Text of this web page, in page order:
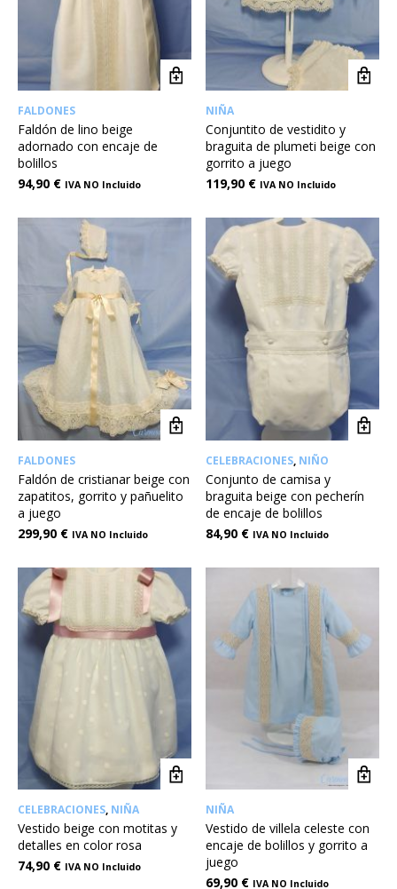
FALDONES
Faldón de lino beige
adornado con encaje de
bolillos
94,90 € IVA NO Incluido
NIÑA
Conjuntito de vestidito y
braguita de plumeti beige con
gorrito a juego
119,90 € IVA NO Incluido
FALDONES
Faldón de cristianar beige con
zapatitos, gorrito y pañuelito
a juego
299,90 € IVA NO Incluido
CELEBRACIONES, NIÑO
Conjunto de camisa y
braguita beige con pecherín
de encaje de bolillos
84,90 € IVA NO Incluido
CELEBRACIONES, NIÑA
Vestido beige con motitas y
detalles en color rosa
74,90 € IVA NO Incluido
NIÑA
Vestido de villela celeste con
encaje de bolillos y gorrito a
juego
69,90 € IVA NO Incluido